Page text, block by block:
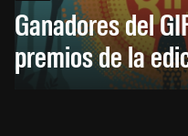
Ganadores del
premios de la